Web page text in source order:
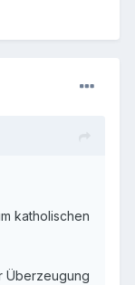
katholischen
Überzeugung